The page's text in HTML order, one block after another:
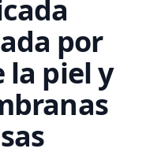
por
la piel y